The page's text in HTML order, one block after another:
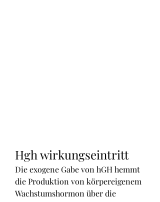
Hgh wirkungseintritt
Die exogene Gabe von hGH hemmt
die Produktion von körpereigenem
Wachstumshormon über die